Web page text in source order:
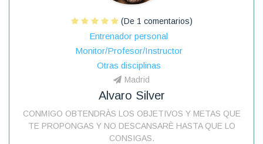
(De 1 comentarios)
Entrenador personal
Monitor/Profesor/Instructor
Otras disciplinas
Madrid
Alvaro Silver
CONMIGO OBTENDRÀS LOS OBJETIVOS Y METAS QUE
TE PROPONGAS Y NO DESCANSARÈ HASTA QUE LO
CONSIGAS.